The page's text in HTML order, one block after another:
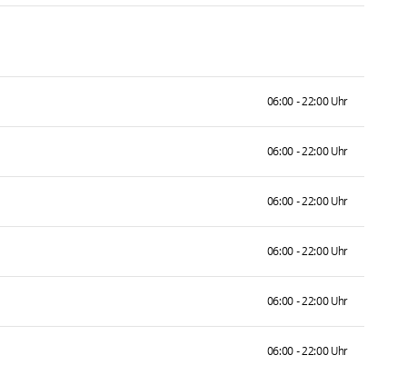
06:00 - 22:00 Uhr
06:00 - 22:00 Uhr
06:00 - 22:00 Uhr
06:00 - 22:00 Uhr
06:00 - 22:00 Uhr
06:00 - 22:00 Uhr